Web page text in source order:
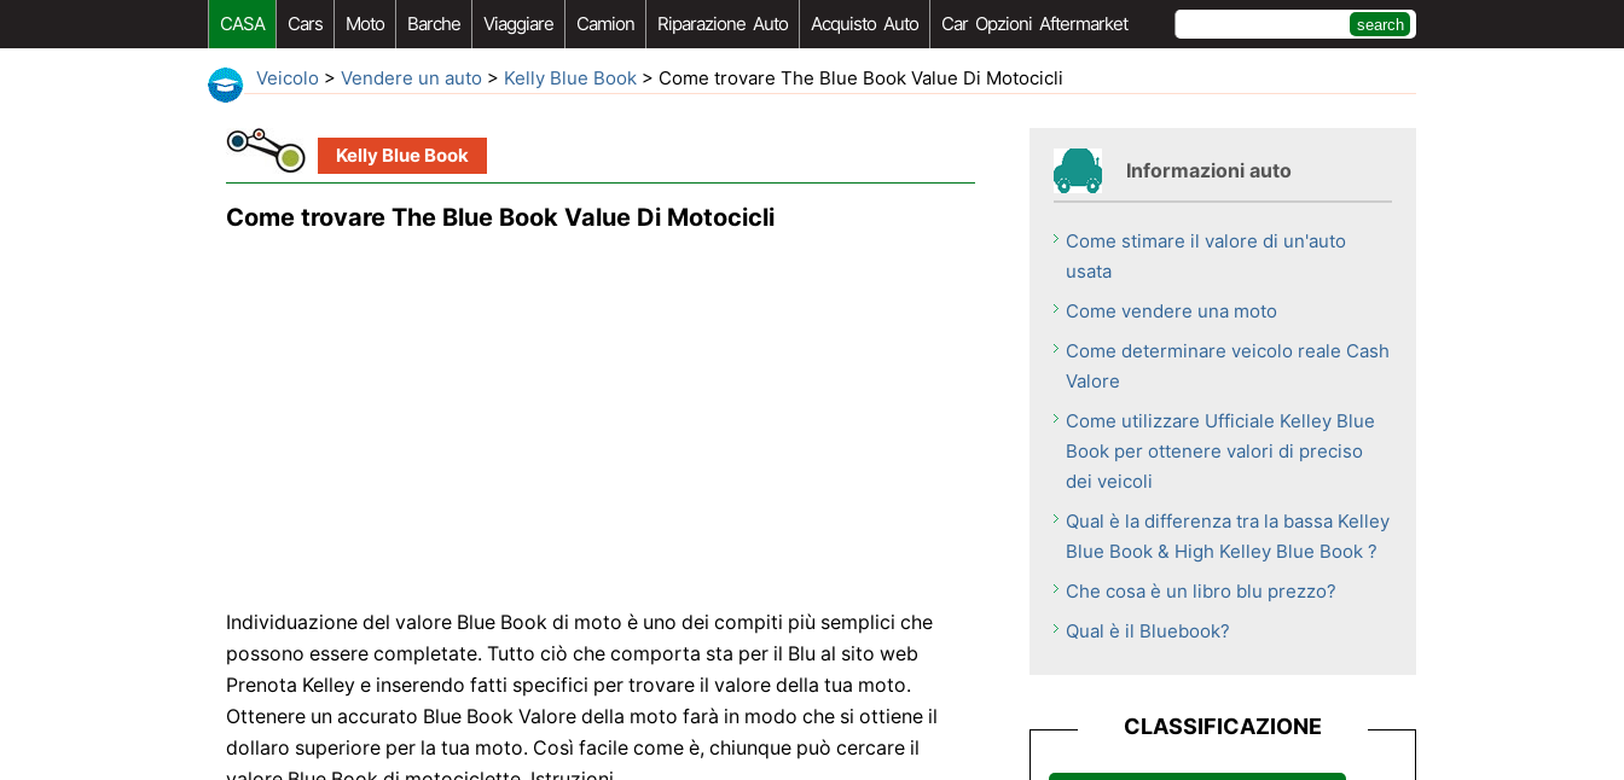
CASA Cars Moto Barche Viaggiare Camion Riparazione Auto Acquisto Auto Car Opzioni Aftermarket
Veicolo > Vendere un auto > Kelly Blue Book > Come trovare The Blue Book Value Di Motocicli
Kelly Blue Book
Come trovare The Blue Book Value Di Motocicli
Individuazione del valore Blue Book di moto è uno dei compiti più semplici che
possono essere completate. Tutto ciò che comporta sta per il Blu al sito web
Prenota Kelley e inserendo fatti specifici per trovare il valore della tua moto.
Ottenere un accurato Blue Book Valore della moto farà in modo che si ottiene il
dollaro superiore per la tua moto. Così facile come è, chiunque può cercare il
Informazioni auto
Come stimare il valore di un'auto
usata
Come vendere una moto
Come determinare veicolo reale Cash
Valore
Come utilizzare Ufficiale Kelley Blue
Book per ottenere valori di preciso
dei veicoli
Qual è la differenza tra la bassa Kelley
Blue Book & High Kelley Blue Book ?
Che cosa è un libro blu prezzo?
Qual è il Bluebook?
CLASSIFICAZIONE